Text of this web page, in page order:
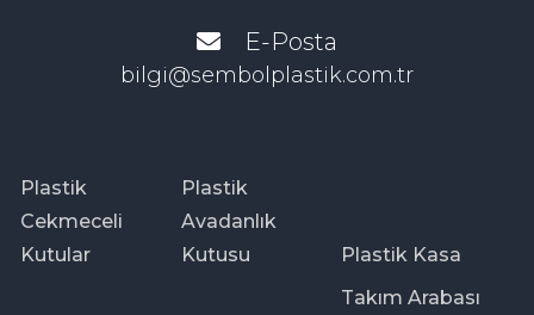
E-Posta
bilgi@sembolplastik.com.tr
Plastik
Cekmeceli
Kutular
Plastik
Avadanlık
Kutusu
Plastik Kasa
Takım Arabası